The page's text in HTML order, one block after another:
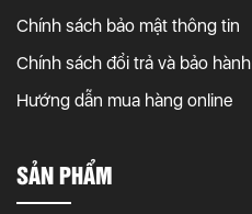
Chính sách bảo mật thông tin
Chính sách đổi trả và bảo hành
Hướng dẫn mua hàng online
SẢN PHẨM